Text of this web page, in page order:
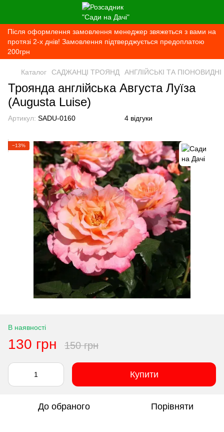
Після оформлення замовлення менеджер звяжеться з вами на
протязі 2-х днів! Замовлення підтверджується предоплатою
200грн
Каталог САДЖАНЦІ ТРОЯНД АНГЛІЙСЬКІ ТА ПІОНОВИДНІ
Троянда англійська Августа Луїза
(Augusta Luise)
Артикул: SADU-0160 4 відгуки
−13%
В наявності
130 грн 150 грн
Купити
До обраного Порівняти